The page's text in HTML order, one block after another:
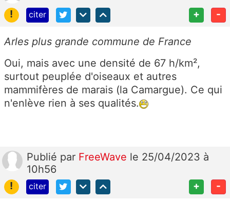
!
citer + -
Arles plus grande commune de France
Oui, mais avec une densité de 67 h/km²,
surtout peuplée d'oiseaux et autres
mammifères de marais (la Camargue). Ce qui
n'enlève rien à ses qualités.
Publié par FreeWave le 25/04/2023 à
10h56
!
citer + -